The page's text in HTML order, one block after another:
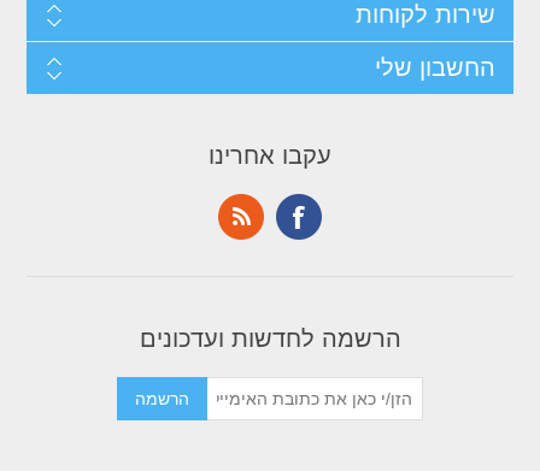
שירות לקוחות
החשבון שלי
עקבו אחרינו
הרשמה לחדשות ועדכונים